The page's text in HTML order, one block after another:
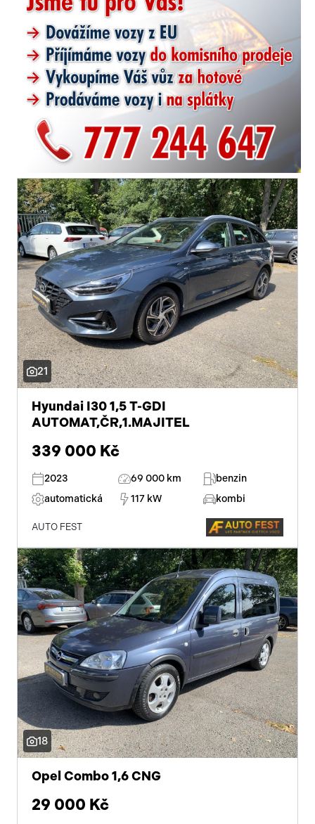
21
Hyundai I30 1,5 T-GDI
AUTOMAT,ČR,1.MAJITEL
339 000 Kč
2023 69 000 km
benzin
automatická
117 kW kombi
AUTO FEST
18
Opel Combo 1,6 CNG
29 000 Kč